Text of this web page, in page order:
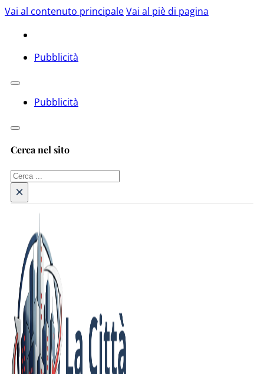
Vai al contenuto principaleVai al piè di pagina
Pubblicità
Pubblicità
Cerca nel sito
Cerca
×